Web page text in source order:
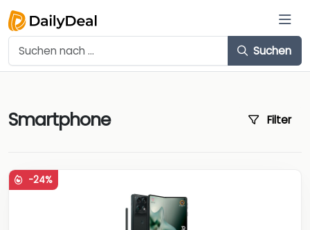
Suchen
Smartphone Filter
-24%